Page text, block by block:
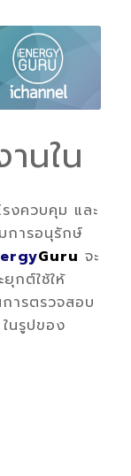
นใน
งควบคุม และ
การอนุรักษ์
Guru จะ
กต์ใช้ให้
ารตรวจสอบ
นรูปของ